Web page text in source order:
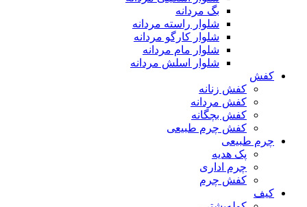
بگ مردانه
شلوار راسته مردانه
شلوار کارگو مردانه
شلوار مام مردانه
شلوار اسلش مردانه
کفش
کفش زنانه
کفش مردانه
کفش بچگانه
کفش چرم طبیعی
چرم طبیعی
پک هدیه
چرم اداری
کفش چرم
کیف